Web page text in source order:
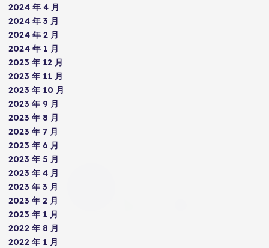
2024 年 4 月
2024 年 3 月
2024 年 2 月
2024 年 1 月
2023 年 12 月
2023 年 11 月
2023 年 10 月
2023 年 9 月
2023 年 8 月
2023 年 7 月
2023 年 6 月
2023 年 5 月
2023 年 4 月
2023 年 3 月
2023 年 2 月
2023 年 1 月
2022 年 8 月
2022 年 1 月